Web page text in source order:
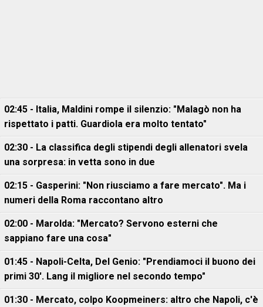
02:45 - Italia, Maldini rompe il silenzio: "Malagò non ha
rispettato i patti. Guardiola era molto tentato"
02:30 - La classifica degli stipendi degli allenatori svela
una sorpresa: in vetta sono in due
02:15 - Gasperini: "Non riusciamo a fare mercato". Ma i
numeri della Roma raccontano altro
02:00 - Marolda: "Mercato? Servono esterni che
sappiano fare una cosa"
01:45 - Napoli-Celta, Del Genio: "Prendiamoci il buono dei
primi 30'. Lang il migliore nel secondo tempo"
01:30 - Mercato, colpo Koopmeiners: altro che Napoli, c'è